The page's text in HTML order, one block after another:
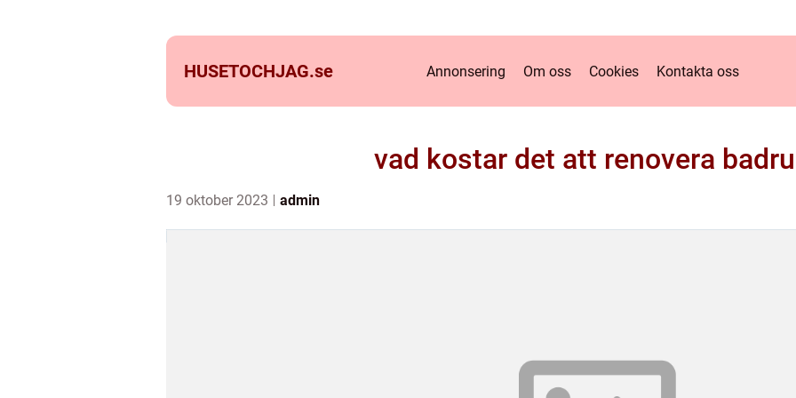
HUSETOCHJAG.se Annonsering Om oss Cookies Kontakta oss
vad kostar det att renovera
19 oktober 2023 admin